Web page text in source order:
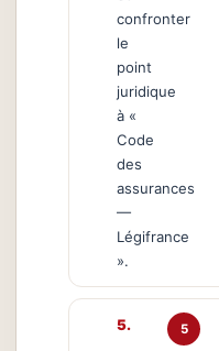
confronter
le
point
juridique
à «
Code
des
assurances
—
Légifrance
».
5